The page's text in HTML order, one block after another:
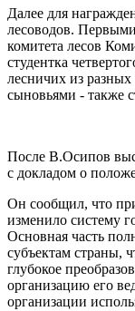
Далее для
лесоводов.
комитета лесов
студентка
лесничих из
сыновьями - также
После В.Осипов
с докладом о
Он сообщил, что
изменило систему
Основная часть
субъектам страны,
глубокое
организацию его
организации